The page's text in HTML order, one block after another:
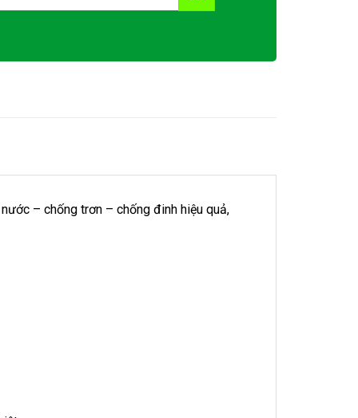
– chống trơn – chống đinh hiệu quả,